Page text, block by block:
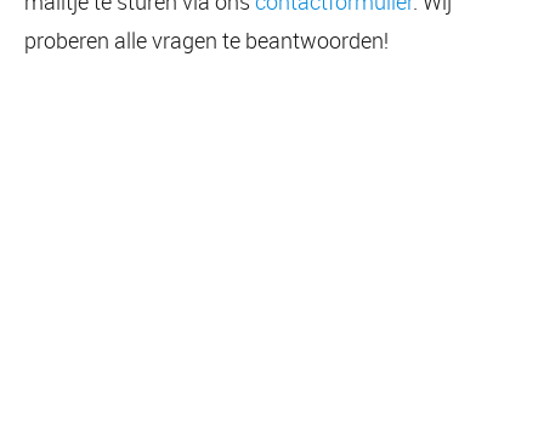
proberen alle vragen te beantwoorden!